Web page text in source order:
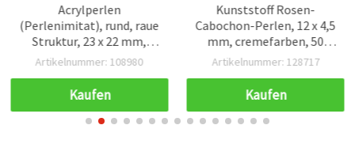
Acrylperlen
(Perlenimitat), rund, raue
Struktur, 23 x 22 mm,
Loch: 3 mm, cremefarben
Artikelnummer: 108980
Kaufen
Kunststoff Rosen-
Cabochon-Perlen, 12 x 4,5
mm, cremefarben, 50
Stück
Artikelnummer: 128717
Kaufen